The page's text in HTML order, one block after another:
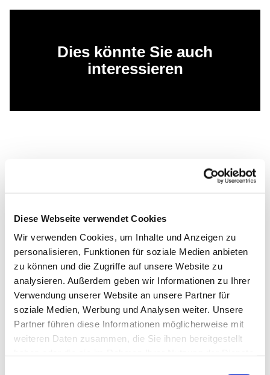
Diese Webseite verwendet Cookies
Wir verwenden Cookies, um Inhalte und Anzeigen zu
personalisieren, Funktionen für soziale Medien anbieten
zu können und die Zugriffe auf unsere Website zu
analysieren. Außerdem geben wir Informationen zu Ihrer
Verwendung unserer Website an unsere Partner für
soziale Medien, Werbung und Analysen weiter. Unsere
Partner führen diese Informationen möglicherweise mit
weiteren Daten zusammen, die Sie ihnen bereitgestellt
Dies könnte Sie auch
interessieren